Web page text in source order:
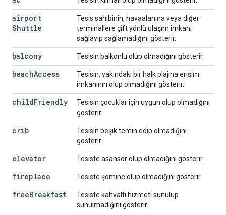
airport
Shuttle
Tesis sahibinin, havaalanına veya diğer
terminallere çift yönlü ulaşım imkanı
sağlayıp sağlamadığını gösterir.
balcony Tesisin balkonlu olup olmadığını gösterir.
beachAccess
Tesisin, yakındaki bir halk plajına erişim
imkanının olup olmadığını gösterir.
childFriendly
Tesisin çocuklar için uygun olup olmadığını
gösterir.
crib
Tesisin beşik temin edip olmadığını
gösterir.
elevator Tesiste asansör olup olmadığını gösterir.
fireplace Tesiste şömine olup olmadığını gösterir.
freeBreakfast
Tesiste kahvaltı hizmeti sunulup
sunulmadığını gösterir.